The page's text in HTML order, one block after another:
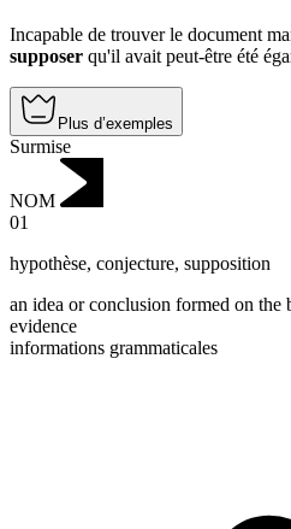
Incapable de trouver le document
supposer qu'il avait peut-être été
Plus d’exemples
Surmise
NOM
01
hypothèse, conjecture, supposition
an idea or conclusion formed on the
evidence
informations grammaticales